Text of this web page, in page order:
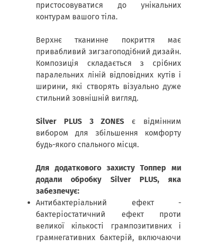
пристосовуватися до унікальних
контурам вашого тіла.
Верхнє тканинне покриття має
привабливий зигзагоподібний дизайн.
Композиція складається з срібних
паралельних ліній відповідних кутів і
ширини, які створять візуально дуже
стильний зовнішній вигляд.
Silver PLUS 3 ZONES є відмінним
вибором для збільшення комфорту
будь-якого спального місця.
Для додаткового захисту Топпер ми
додали обробку Silver PLUS, яка
забезпечує:
Антибактеріальний ефект -
бактеріостатичний ефект проти
великої кількості грампозитивних і
грамнегативних бактерій, включаючи